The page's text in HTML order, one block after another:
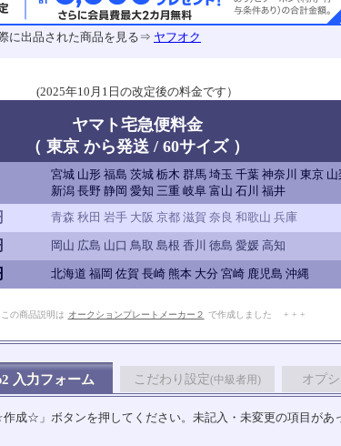
に出品された商品を見る⇒ ヤフオク
(2025年10月1日の改定後の料金です）
ヤマト宅急便料金
（ 東京 から発送 / 60サイズ ）
宮城 山形 福島 茨城 栃木 群馬 埼玉 千葉 神奈川 東京 山
新潟 長野 静岡 愛知 三重 岐阜 富山 石川 福井
青森 秋田 岩手 大阪 京都 滋賀 奈良 和歌山 兵庫
岡山 広島 山口 鳥取 島根 香川 徳島 愛媛 高知
北海道 福岡 佐賀 長崎 熊本 大分 宮崎 鹿児島 沖縄
の商品説明は オークションプレートメーカー２ で作成しました + + +
入力フォーム こだわり設定(中級者用) オプ
成☆」ボタンを押してください。未記入・未変更の項目があ